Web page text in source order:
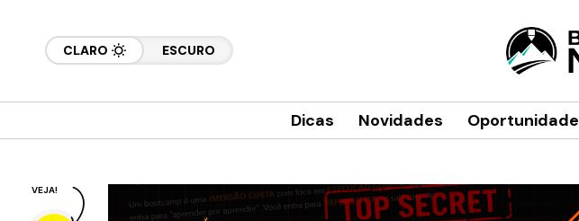
CLARO ESCURO
Dicas Novidades Oportunidade
VEJA!